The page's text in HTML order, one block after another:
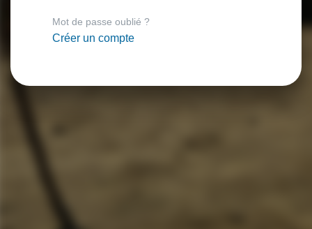
Mot de passe oublié ?
Créer un compte